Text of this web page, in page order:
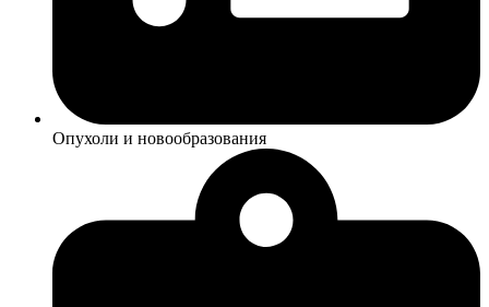
Опухоли и новообразования